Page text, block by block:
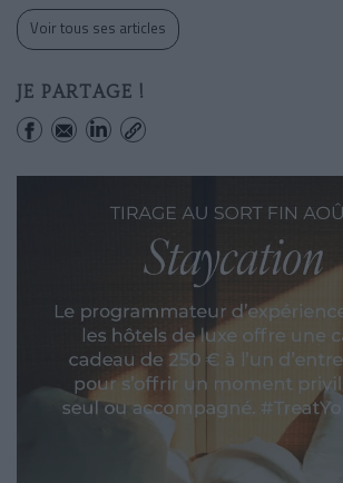
Voir tous ses articles
JE PARTAGE !